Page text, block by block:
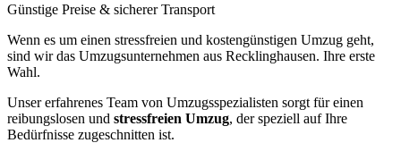
Günstige Preise & sicherer Transport
Wenn es um einen stressfreien und kostengünstigen Umzug geht,
sind wir das Umzugsunternehmen aus Recklinghausen. Ihre erste
Wahl.
Unser erfahrenes Team von Umzugsspezialisten sorgt für einen
reibungslosen und stressfreien Umzug, der speziell auf Ihre
Bedürfnisse zugeschnitten ist.